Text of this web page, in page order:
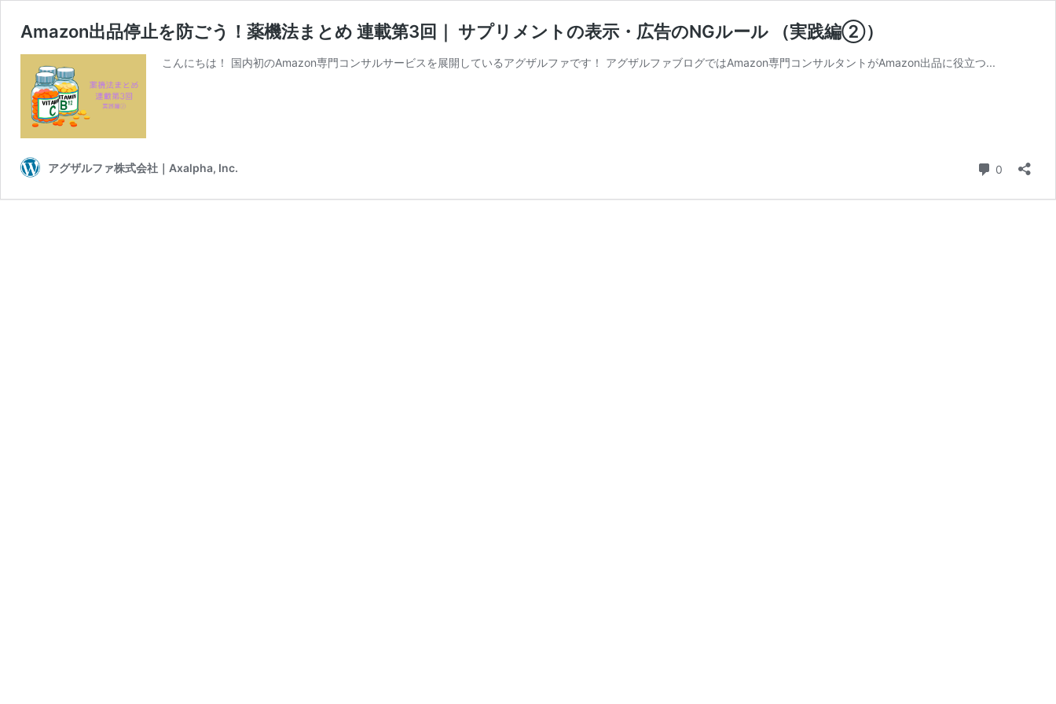
Amazon出品停止を防ごう！薬機法まとめ 連載第3回｜ サプリメントの表示・広告のNGルール （実践編②）
こんにちは！ 国内初のAmazon専門コンサルサービスを展開しているアグザルファです！ アグザルファブログではAmazon専門コンサルタントがAmazon出品に役立つ...
アグザルファ株式会社｜Axalpha, Inc. 0 コメント